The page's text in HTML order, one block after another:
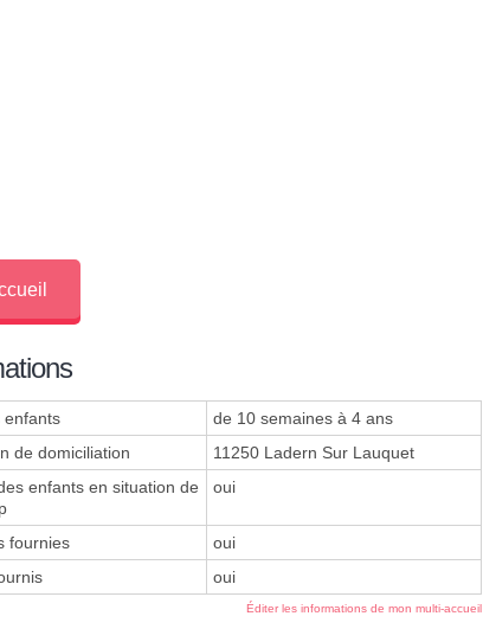
enfants
de 10 semaines à 4 ans
de domiciliation
11250 Ladern Sur Lauquet
enfants en situation de
oui
fournies
oui
oui
Éditer les informations de mon multi-accueil